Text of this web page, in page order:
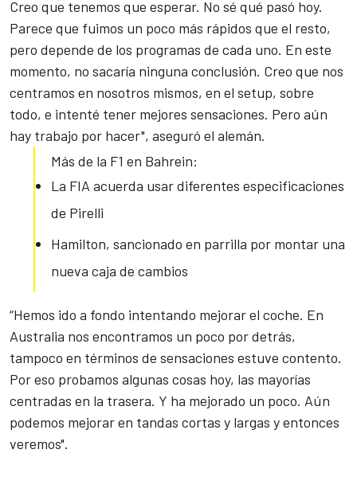
Creo que tenemos que esperar. No sé qué pasó hoy.
Parece que fuimos un poco más rápidos que el resto,
pero depende de los programas de cada uno. En este
momento, no sacaría ninguna conclusión. Creo que nos
centramos en nosotros mismos, en el setup, sobre
todo, e intenté tener mejores sensaciones. Pero aún
hay trabajo por hacer", aseguró el alemán.
Más de la F1 en Bahrein:
La FIA acuerda usar diferentes especificaciones
de Pirelli
Hamilton, sancionado en parrilla por montar una
nueva caja de cambios
“Hemos ido a fondo intentando mejorar el coche. En
Australia nos encontramos un poco por detrás,
tampoco en términos de sensaciones estuve contento.
Por eso probamos algunas cosas hoy, las mayorías
centradas en la trasera. Y ha mejorado un poco. Aún
podemos mejorar en tandas cortas y largas y entonces
veremos".